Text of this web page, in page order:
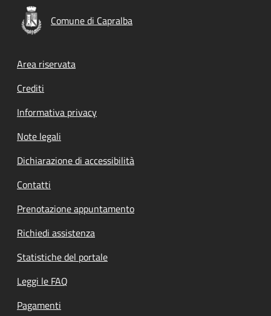
Comune di Capralba
Footer menu
Area riservata
Crediti
Informativa privacy
Note legali
Dichiarazione di accessibilità
Contatti
Prenotazione appuntamento
Richiedi assistenza
Statistiche del portale
Leggi le FAQ
Pagamenti